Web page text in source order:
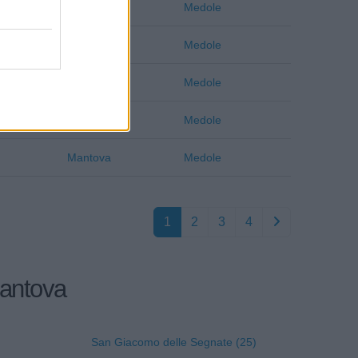
Medole
Medole
Medole
Medole
Mantova Medole
1 2 3 4
San Giacomo delle Segnate (25)